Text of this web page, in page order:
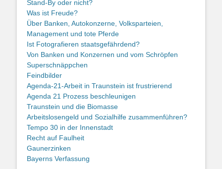
Stand-By oder nicht?
Was ist Freude?
Über Banken, Autokonzerne, Volksparteien,
Management und tote Pferde
Ist Fotografieren staatsgefährdend?
Von Banken und Konzernen und vom Schröpfen
Superschnäppchen
Feindbilder
Agenda-21-Arbeit in Traunstein ist frustrierend
Agenda 21 Prozess beschleunigen
Traunstein und die Biomasse
Arbeitslosengeld und Sozialhilfe zusammenführen?
Tempo 30 in der Innenstadt
Recht auf Faulheit
Gaunerzinken
Bayerns Verfassung